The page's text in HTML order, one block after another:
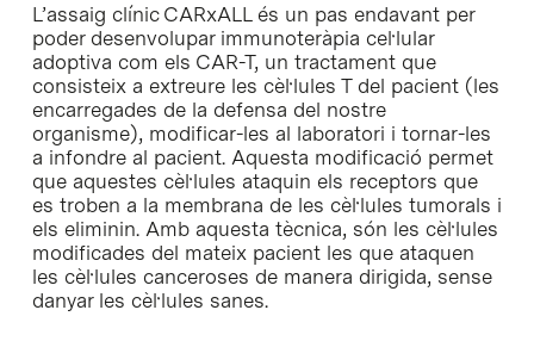
L’assaig clínic CARxALL és un pas endavant per
poder desenvolupar immunoteràpia cel·lular
adoptiva com els CAR-T, un tractament que
consisteix a extreure les cèl·lules T del pacient (les
encarregades de la defensa del nostre
organisme), modificar-les al laboratori i tornar-les
a infondre al pacient. Aquesta modificació permet
que aquestes cèl·lules ataquin els receptors que
es troben a la membrana de les cèl·lules tumorals i
els eliminin. Amb aquesta tècnica, són les cèl·lules
modificades del mateix pacient les que ataquen
les cèl·lules canceroses de manera dirigida, sense
danyar les cèl·lules sanes.